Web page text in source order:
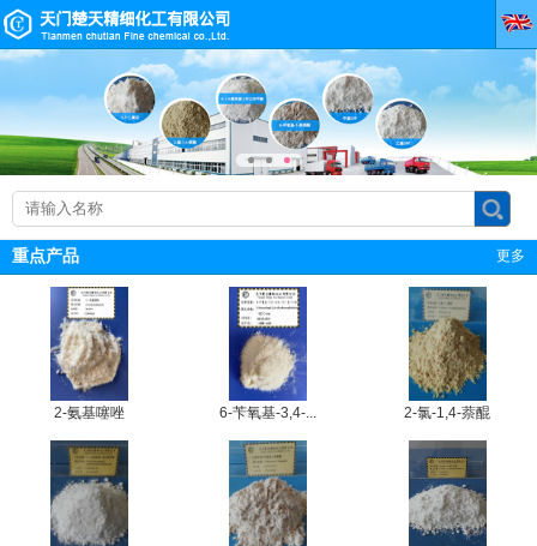
更多
重点产品
2-氨基噻唑 6-苄氧基-3,4-... 2-氯-1,4-萘醌